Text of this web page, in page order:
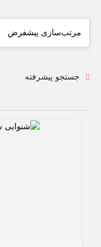
جستجو پیشرفته